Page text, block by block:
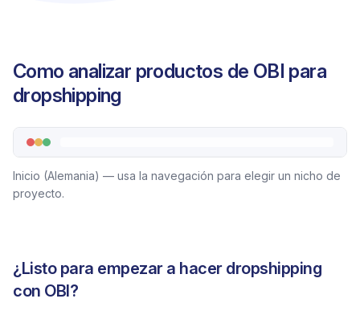
Como analizar productos de OBI para
dropshipping
Inicio (Alemania) — usa la navegación para elegir un nicho de
proyecto.
¿Listo para empezar a hacer dropshipping
con OBI?